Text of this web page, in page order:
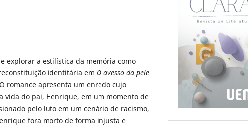
explorar a estilística da memória como
identitária em O avesso da pele
romance apresenta um enredo cujo
vida do pai, Henrique, em um momento de
pelo luto em um cenário de racismo,
fora morto de forma injusta e